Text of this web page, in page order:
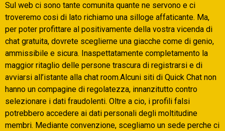
Sul web ci sono tante comunita quante ne servono e ci
troveremo cosi di lato richiamo una silloge affaticante. Ma,
per poter profittare al positivamente della vostra vicenda di
chat gratuita, dovrete sceglierne una giacche come di genio,
ammissibile e sicura. Inaspettatamente completamento la
maggior ritaglio delle persone trascura di registrarsi e di
avviarsi all’istante alla chat room.Alcuni siti di Quick Chat non
hanno un compagine di regolatezza, innanzitutto contro
selezionare i dati fraudolenti. Oltre a cio, i profili falsi
potrebbero accedere ai dati personali degli moltitudine
membri. Mediante convenzione, scegliamo un sede perche ci